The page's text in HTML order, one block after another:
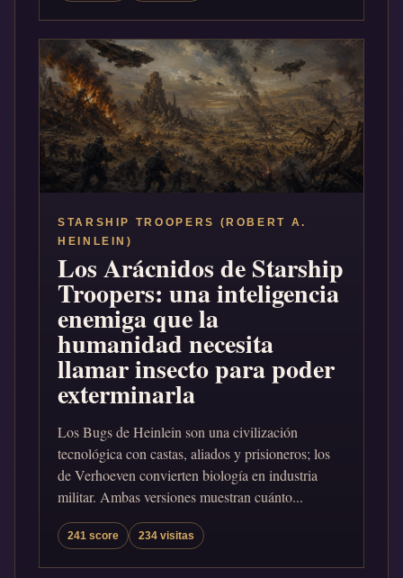
STARSHIP TROOPERS (ROBERT A.
HEINLEIN)
Los Arácnidos de Starship
Troopers: una inteligencia
enemiga que la
humanidad necesita
llamar insecto para poder
exterminarla
Los Bugs de Heinlein son una civilización
tecnológica con castas, aliados y prisioneros; los
de Verhoeven convierten biología en industria
militar. Ambas versiones muestran cuánto...
241 score 234 visitas